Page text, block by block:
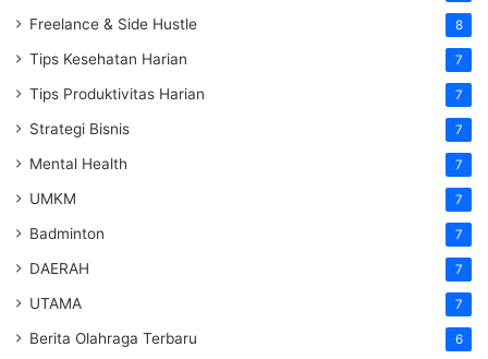
Freelance & Side Hustle 8
Tips Kesehatan Harian 7
Tips Produktivitas Harian 7
Strategi Bisnis 7
Mental Health 7
UMKM 7
Badminton 7
DAERAH 7
UTAMA 7
Berita Olahraga Terbaru 6